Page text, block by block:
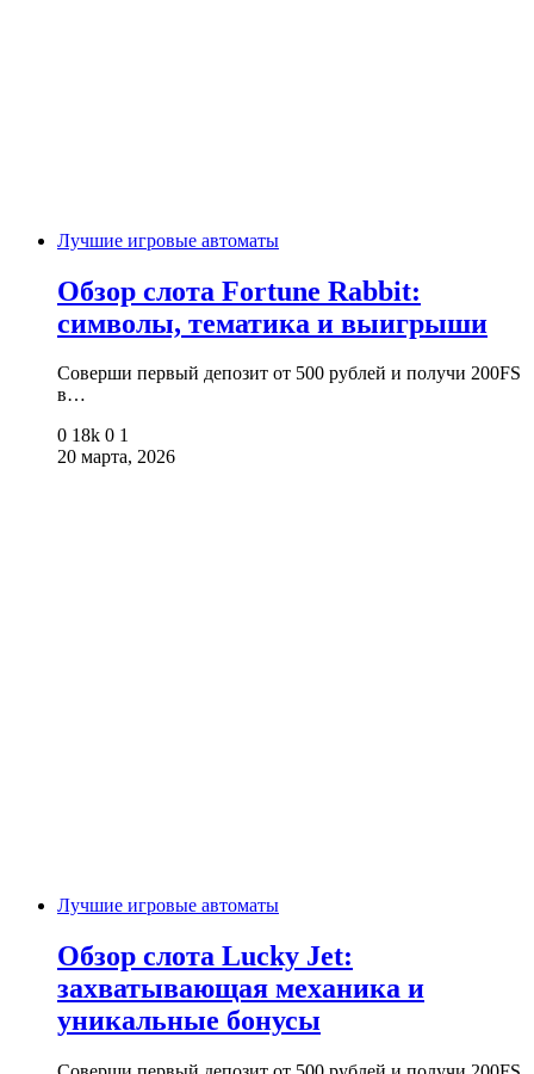
Лучшие игровые автоматы
Обзор слота Fortune Rabbit:
символы, тематика и выигрыши
Соверши первый депозит от 500 рублей и получи 200FS
в…
0 18k 0 1
20 марта, 2026
Лучшие игровые автоматы
Обзор слота Lucky Jet:
захватывающая механика и
уникальные бонусы